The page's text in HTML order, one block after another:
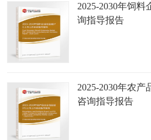
2025-2030年饲
询指导报告
2025-2030年农
咨询指导报告